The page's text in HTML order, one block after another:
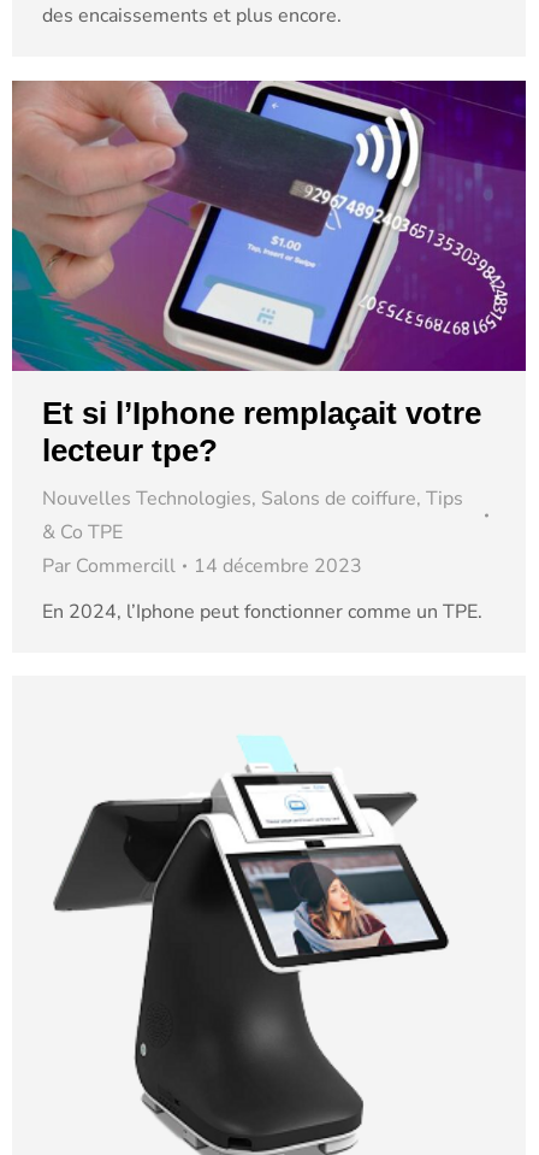
des encaissements et plus encore.
Et si l’Iphone remplaçait votre
lecteur tpe?
Nouvelles Technologies, Salons de coiffure, Tips
& Co TPE
Par Commercill
14 décembre 2023
En 2024, l’Iphone peut fonctionner comme un TPE.